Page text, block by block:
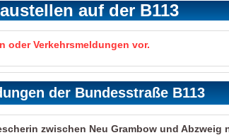
auf der B113
oder Verkehrsmeldungen vor.
der Bundesstraße B113
zwischen Neu Grambow und Abzweig